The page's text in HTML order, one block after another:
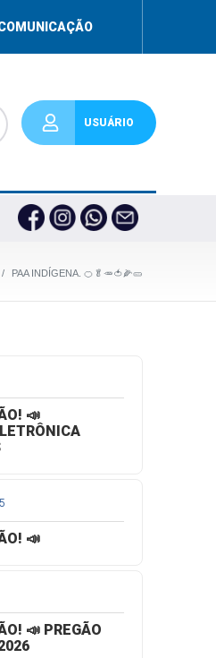
USUÁRIO
PAA INDÍGENA. 🍊🥬🥕🍅🌽🥒
📣
📣
📣 PREGÃO